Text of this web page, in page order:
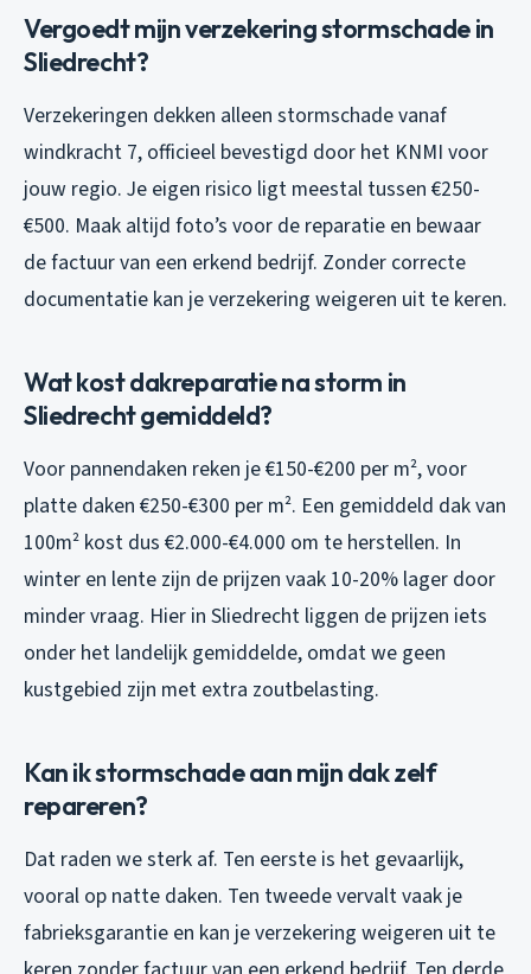
Vergoedt mijn verzekering stormschade in
Sliedrecht?
Verzekeringen dekken alleen stormschade vanaf
windkracht 7, officieel bevestigd door het KNMI voor
jouw regio. Je eigen risico ligt meestal tussen €250-
€500. Maak altijd foto’s voor de reparatie en bewaar
de factuur van een erkend bedrijf. Zonder correcte
documentatie kan je verzekering weigeren uit te keren.
Wat kost dakreparatie na storm in
Sliedrecht gemiddeld?
Voor pannendaken reken je €150-€200 per m², voor
platte daken €250-€300 per m². Een gemiddeld dak van
100m² kost dus €2.000-€4.000 om te herstellen. In
winter en lente zijn de prijzen vaak 10-20% lager door
minder vraag. Hier in Sliedrecht liggen de prijzen iets
onder het landelijk gemiddelde, omdat we geen
kustgebied zijn met extra zoutbelasting.
Kan ik stormschade aan mijn dak zelf
repareren?
Dat raden we sterk af. Ten eerste is het gevaarlijk,
vooral op natte daken. Ten tweede vervalt vaak je
fabrieksgarantie en kan je verzekering weigeren uit te